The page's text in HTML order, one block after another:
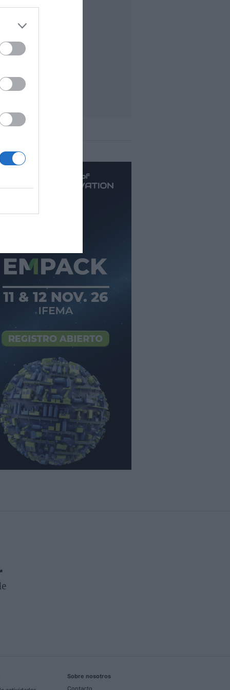
Sobre nosotros
Contacto